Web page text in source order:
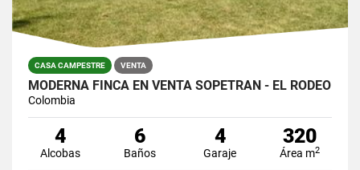
CASA CAMPESTRE VENTA
MODERNA FINCA EN VENTA SOPETRÁN - EL RODEO
Colombia
4
Alcobas
6
Baños
4
Garaje
320
Área m2